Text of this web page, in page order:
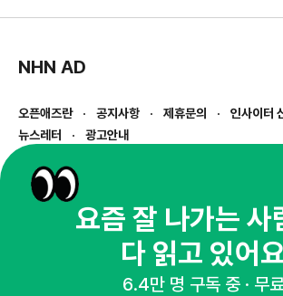
NHN AD
오픈애즈란 공지사항 제휴문의
인사이터
뉴스레터
광고안내
경기도 성남시 분당구 대왕판교로645번길 16
사업자등록번호 : 144-81-27690(
통신판매업신고번호 : 2014-경기성남-1023
호스팅서비스사업자 : 오픈애즈
1800-2198
openads@openads.co.kr
요즘 잘 나가는 사
다 읽고 있어
6.4만 명 구독 중 · 무